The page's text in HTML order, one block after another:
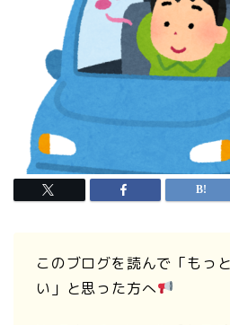
このブログを読んで「もっ
い」と思った方へ